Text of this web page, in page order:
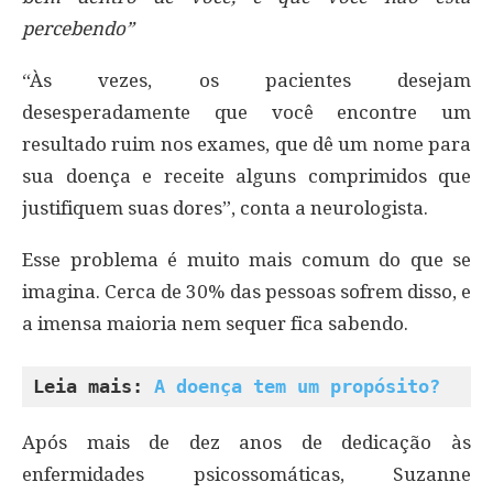
percebendo”
“Às vezes, os pacientes desejam
desesperadamente que você encontre um
resultado ruim nos exames, que dê um nome para
sua doença e receite alguns comprimidos que
justifiquem suas dores”, conta a neurologista.
Esse problema é muito mais comum do que se
imagina. Cerca de 30% das pessoas sofrem disso, e
a imensa maioria nem sequer fica sabendo.
Leia mais: A doença tem um propósito?
Após mais de dez anos de dedicação às
enfermidades psicossomáticas, Suzanne